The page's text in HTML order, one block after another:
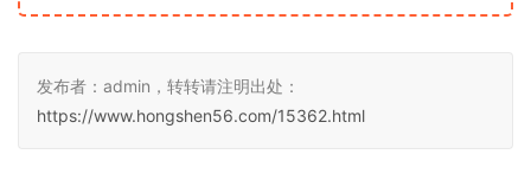
发布者：admin，转转请注明出处：
https://www.hongshen56.com/15362.html